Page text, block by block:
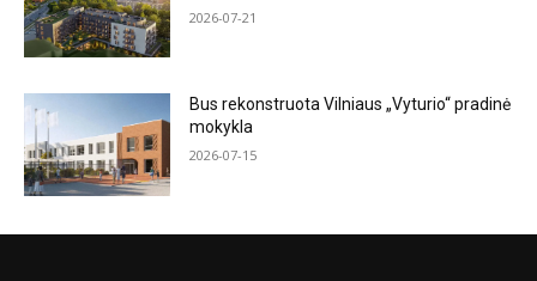
2026-07-21
Bus rekonstruota Vilniaus „Vyturio“ pradinė
mokykla
2026-07-15